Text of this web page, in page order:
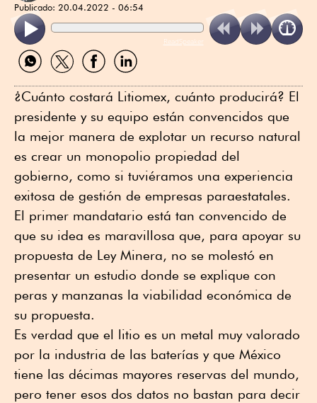
Publicado: 20.04.2022 - 06:54
ReadSpeaker
Compartir
por
Compartir
por
Compartir
por
Compartir
por
¿Cuánto costará Litiomex, cuánto producirá? El
presidente y su equipo están convencidos que
la mejor manera de explotar un recurso natural
es crear un monopolio propiedad del
gobierno, como si tuviéramos una experiencia
exitosa de gestión de empresas paraestatales.
El primer mandatario está tan convencido de
que su idea es maravillosa que, para apoyar su
propuesta de Ley Minera, no se molestó en
presentar un estudio donde se explique con
peras y manzanas la viabilidad económica de
su propuesta.
Es verdad que el litio es un metal muy valorado
por la industria de las baterías y que México
tiene las décimas mayores reservas del mundo,
pero tener esos dos datos no bastan para decir